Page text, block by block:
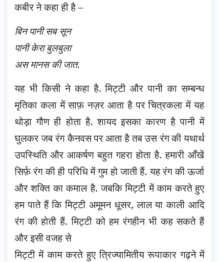
कबीर ने कहा ही है –
बिन पानी सब सून
पानी केरा बुलबुला
अस मानस की जात.
यह भी किसी ने कहा है. मिट्टी और पानी का सम्बन्ध
मृतिका कला में साफ़ नज़र आता है पर चित्रकला में यह
थोड़ा गौण ही होता है. शायद इसका कारण है पानी में
घुलकर जब रंग कैनवस पर आता है तब उस रंग की यथार्थ
उपस्थिति और आकर्षण बहुत गहरा होता है. हमारी आँखें
सिर्फ़ रंग की ही परिधि में गुम हो जाती हैं. यह रंग की ऊर्जा
और शक्ति का कमाल है. जबकि मिट्टी में काम करते हुए
हम पाते हैं कि मिट्टी अमूमन धूसर, लाल या काली आदि
रंग की होती हैं. मिट्टी को हम रंगहीन भी कह सकते हैं
और इसी वजह से
मिट्टी में काम करते हुए त्रिज्यामितीय रूपाकार गढ़ने में